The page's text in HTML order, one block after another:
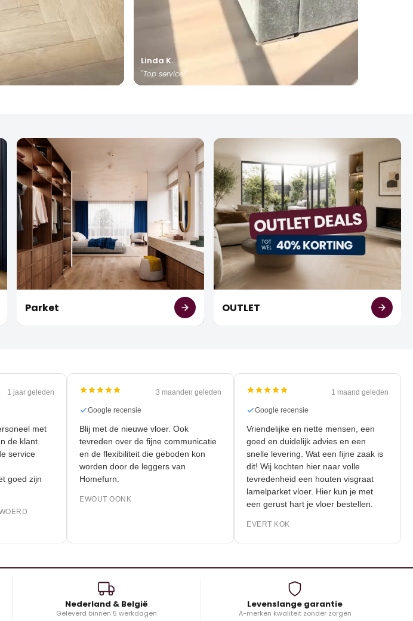
Linda K.
"Top service!"
Parket OUTLET
1 jaar geleden
personeel met
van de klant.
service
niet goed zijn
3 maanden geleden
Google recensie
Blij met de nieuwe vloer. Ook
tevreden over de fijne communicatie
en de flexibiliteit die geboden kon
worden door de leggers van
Homefurn.
EWOUT OONK
1 maand geleden
Google recensie
Vriendelijke en nette mensen, een
goed en duidelijk advies en een
snelle levering. Wat een fijne zaak is
dit! Wij kochten hier naar volle
tevredenheid een houten visgraat
lamelparket vloer. Hier kun je met
een gerust hart je vloer bestellen.
EVERT KOK
Nederland & België
Geleverd binnen 5 werkdagen
Levenslange garantie
A-merken kwaliteit zonder zorgen